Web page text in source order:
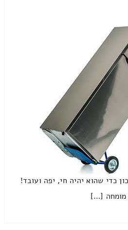
כדי שהוא יהיה חי, יפה ועובד!
מומחה […]